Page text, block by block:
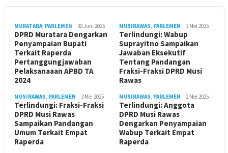
MURATARA, PARLEMEN 30 Juni 2025
DPRD Muratara Dengarkan
Penyampaian Bupati
Terkait Raperda
Pertanggungjawaban
Pelaksanaaan APBD TA
2024
MUSIRAWAS, PARLEMEN 3 Mei 2025
Terlindungi: Wabup
Suprayitno Sampaikan
Jawaban Eksekutif
Tentang Pandangan
Fraksi-Fraksi DPRD Musi
Rawas
MUSIRAWAS, PARLEMEN 3 Mei 2025
Terlindungi: Fraksi-Fraksi
DPRD Musi Rawas
Sampaikan Pandangan
Umum Terkait Empat
Raperda
MUSIRAWAS, PARLEMEN 2 Mei 2025
Terlindungi: Anggota
DPRD Musi Rawas
Dengarkan Penyampaian
Wabup Terkait Empat
Raperda